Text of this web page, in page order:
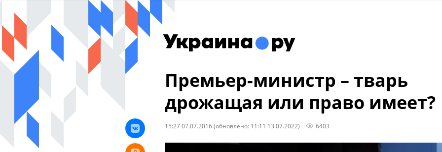
Премьер-министр – тварь
дрожащая или право имеет?
15:27 07.07.2016(обновлено: 11:11 13.07.2022) 6403